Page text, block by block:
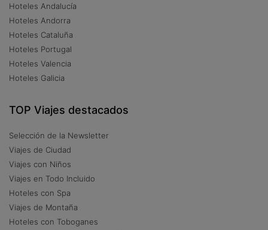
Hoteles Andalucía
Hoteles Andorra
Hoteles Cataluña
Hoteles Portugal
Hoteles Valencia
Hoteles Galicia
TOP Viajes destacados
Selección de la Newsletter
Viajes de Ciudad
Viajes con Niños
Viajes en Todo Incluido
Hoteles con Spa
Viajes de Montaña
Hoteles con Toboganes